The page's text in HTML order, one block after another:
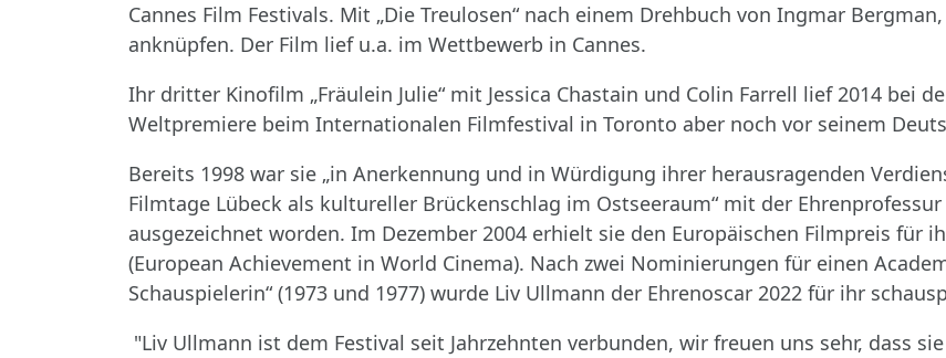
Cannes Film Festivals. Mit „Die Treulosen“ nach einem Drehbuch von Ingmar
anknüpfen. Der Film lief u.a. im Wettbewerb in Cannes.
Ihr dritter Kinofilm „Fräulein Julie“ mit Jessica Chastain und Colin Farrell lief 2014 bei
Weltpremiere beim Internationalen Filmfestival in Toronto aber noch vor seinem
Bereits 1998 war sie „in Anerkennung und in Würdigung ihrer herausragenden
Filmtage Lübeck als kultureller Brückenschlag im Ostseeraum“ mit der
ausgezeichnet worden. Im Dezember 2004 erhielt sie den Europäischen Filmpreis für
(European Achievement in World Cinema). Nach zwei Nominierungen für einen
Schauspielerin“ (1973 und 1977) wurde Liv Ullmann der Ehrenoscar 2022 für ihr
"Liv Ullmann ist dem Festival seit Jahrzehnten verbunden, wir freuen uns sehr, dass